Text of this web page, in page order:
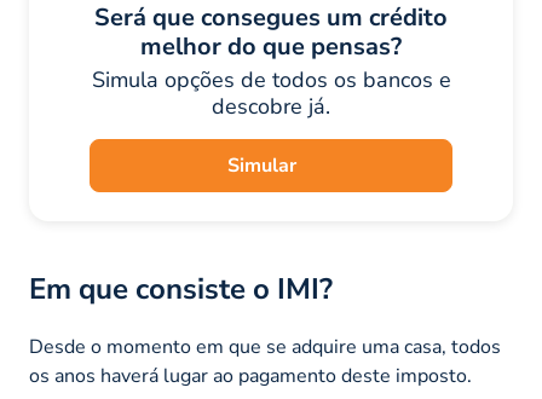
Será que consegues um crédito
melhor do que pensas?
Simula opções de todos os bancos e
descobre já.
Simular
Em que consiste o IMI?
Desde o momento em que se adquire uma casa, todos
os anos haverá lugar ao pagamento deste imposto.